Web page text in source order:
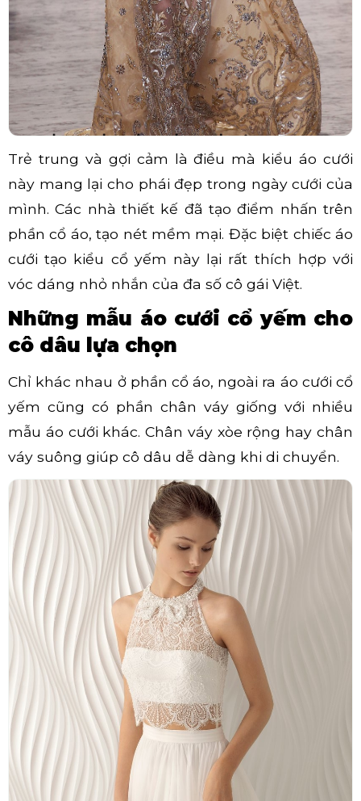
Trẻ trung và gợi cảm là điều mà kiểu áo cưới
này mang lại cho phái đẹp trong ngày cưới của
mình. Các nhà thiết kế đã tạo điểm nhấn trên
phần cổ áo, tạo nét mềm mại. Đặc biệt chiếc áo
cưới tạo kiểu cổ yếm này lại rất thích hợp với
vóc dáng nhỏ nhắn của đa số cô gái Việt.
Những mẫu áo cưới cổ yếm cho
cô dâu lựa chọn
Chỉ khác nhau ở phần cổ áo, ngoài ra áo cưới cổ
yếm cũng có phần chân váy giống với nhiều
mẫu áo cưới khác. Chân váy xòe rộng hay chân
váy suông giúp cô dâu dễ dàng khi di chuyển.